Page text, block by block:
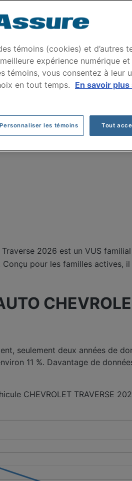
pour leur assurance
ici pour économiser sur votre
2026 est un VUS
pour les familles
seulement deux années de
11 %. Davantage de
CHEVROLET TRAVERSE
témoins (cookies) et d’autres
expérience numérique
témoins, vous consentez à leur
en tout temps. En savoir
Personnaliser les témoins Tout